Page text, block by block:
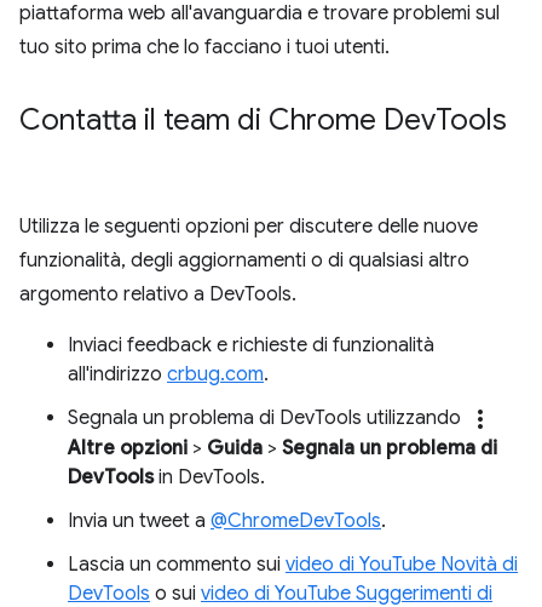
piattaforma web all'avanguardia e trovare problemi sul
tuo sito prima che lo facciano i tuoi utenti.
Contatta il team di Chrome DevTools
Utilizza le seguenti opzioni per discutere delle nuove
funzionalità, degli aggiornamenti o di qualsiasi altro
argomento relativo a DevTools.
Inviaci feedback e richieste di funzionalità
all'indirizzo crbug.com.
Segnala un problema di DevTools utilizzando
more_vert
Altre opzioni > Guida > Segnala un problema di
DevToolsin DevTools.
Invia un tweet a @ChromeDevTools.
Lascia un commento sui video di YouTube Novità di
DevTools o sui video di YouTube Suggerimenti di